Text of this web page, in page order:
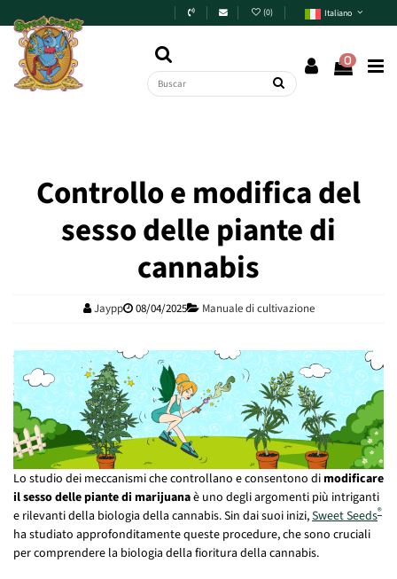
(0) Italiano
0
Controllo e modifica del
sesso delle piante di
cannabis
Jaypp 08/04/2025 Manuale di cultivazione
Lo studio dei meccanismi che controllano e consentono dimodificare
il sessodelle piante di marijuanaè uno degli argomenti più intriganti
e rilevanti della biologia della cannabis. Sin dai suoi inizi,Sweet Seeds®
ha studiato approfonditamente queste procedure, che sono cruciali
per comprendere la biologia della fioritura della cannabis.